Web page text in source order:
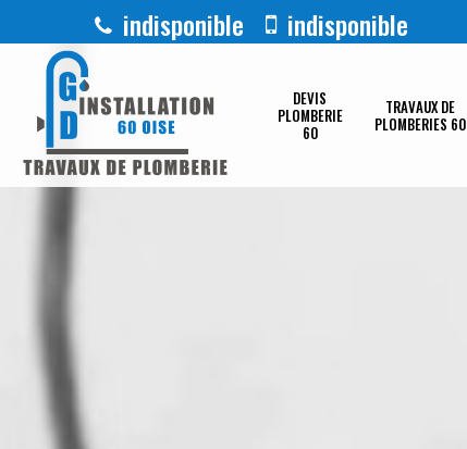
indisponible indisponible
DEVIS
PLOMBERIE
60
TRAVAUX DE
PLOMBERIES 60